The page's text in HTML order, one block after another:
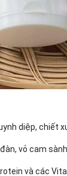
diệp, chiết
vỏ cam
và các